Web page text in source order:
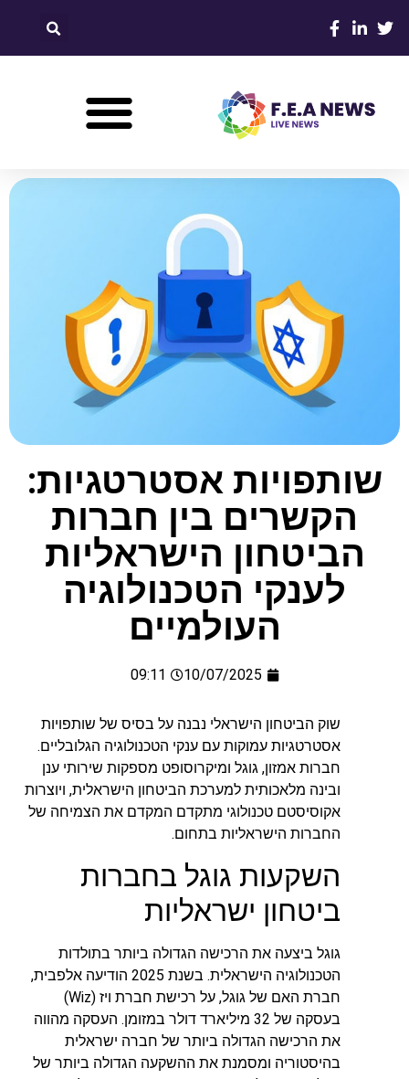
שותפויות אסטרטגיות:
הקשרים בין חברות
הביטחון הישראליות
לענקי הטכנולוגיה
העולמיים
10/07/2025
09:11
שוק הביטחון הישראלי נבנה על בסיס של שותפויות
אסטרטגיות עמוקות עם ענקי הטכנולוגיה הגלובליים.
חברות אמזון, גוגל ומיקרוסופט מספקות שירותי ענן
ובינה מלאכותית למערכת הביטחון הישראלית, ויוצרות
אקוסיסטם טכנולוגי מתקדם המקדם את הצמיחה של
החברות הישראליות בתחום.
השקעות גוגל בחברות
ביטחון ישראליות
גוגל ביצעה את הרכישה הגדולה ביותר בתולדות
הטכנולוגיה הישראלית. בשנת 2025 הודיעה אלפבית,
חברת האם של גוגל, על רכישת חברת ויז (Wiz)
בעסקה של 32 מיליארד דולר במזומן. העסקה מהווה
את הרכישה הגדולה ביותר של חברה ישראלית
בהיסטוריה ומסמנת את ההשקעה הגדולה ביותר של